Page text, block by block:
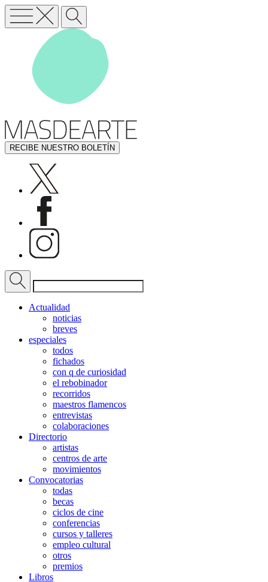
RECIBE NUESTRO BOLETÍN
Actualidad
noticias
breves
especiales
todos
fichados
con q de curiosidad
el rebobinador
recorridos
maestros flamencos
entrevistas
colaboraciones
Directorio
artistas
centros de arte
movimientos
Convocatorias
todas
becas
ciclos de cine
conferencias
cursos y talleres
empleo cultural
otros
premios
Libros